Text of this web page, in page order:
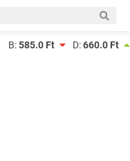
B:585.0 Ft D:660.0 Ft